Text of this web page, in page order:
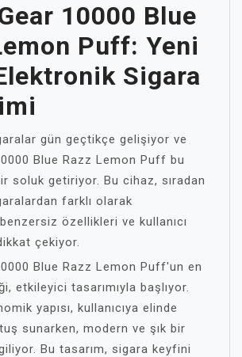
10000 Blue
Puff: Yeni
Sigara
gün geçtikçe gelişiyor ve
Blue Razz Lemon Puff bu
soluk getiriyor. Bu cihaz, sıradan
farklı olarak
özellikleri ve kullanıcı
çekiyor.
Blue Razz Lemon Puff'un en
etkileyici tasarımıyla başlıyor.
yapısı, kullanıcıya elinde
sunarken, modern ve şık bir
Bu tasarım, sigara keyfini